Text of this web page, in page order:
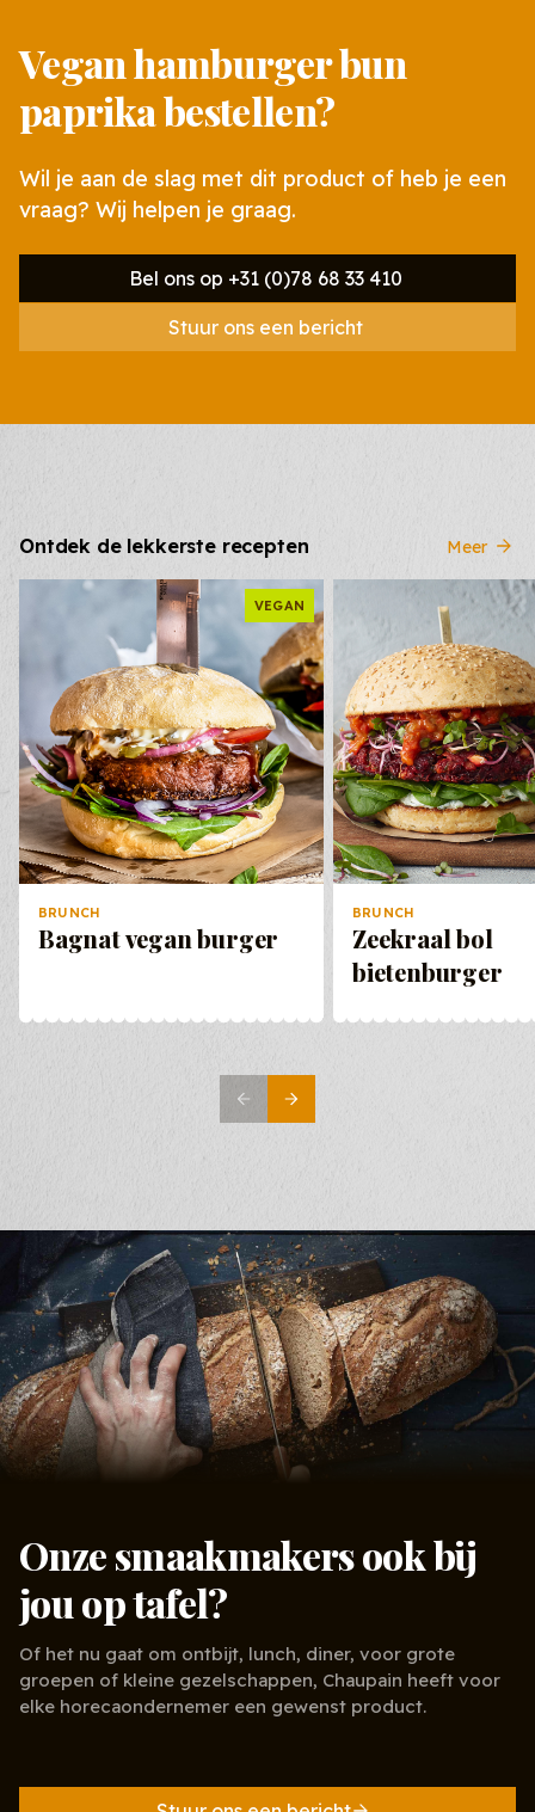
Vegan hamburger bun
paprika bestellen?
Wil je aan de slag met dit product of heb je een
vraag? Wij helpen je graag.
Bel ons op +31 (0)78 68 33 410
Stuur ons een bericht
Ontdek de lekkerste recepten Meer
VEGAN
BRUNCH
Bagnat vegan burger
BRUNCH
Zeekraal bol
bietenburger
Onze smaakmakers ook bij
jou op tafel?
Of het nu gaat om ontbijt, lunch, diner, voor grote
groepen of kleine gezelschappen, Chaupain heeft voor
elke horecaondernemer een gewenst product.